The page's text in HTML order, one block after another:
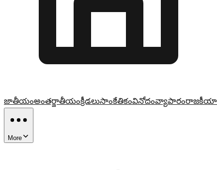
జాతీయంఅంతర్జాతీయంక్రీడలుసాంకేతికంవినోదంవ్యాపారం
More